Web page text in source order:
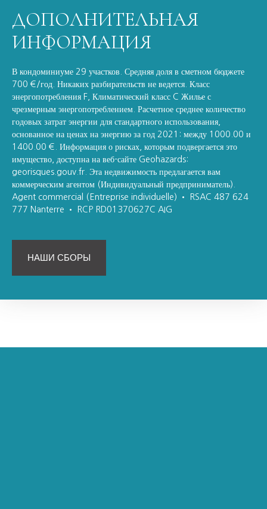
ДОПОЛНИТЕЛЬНАЯ
ИНФОРМАЦИЯ
В кондоминиуме 29 участков. Средняя доля в сметном бюджете
700 €/год. Никаких разбирательств не ведется. Класс
энергопотребления F, Климатический класс C Жилье с
чрезмерным энергопотреблением. Расчетное среднее количество
годовых затрат энергии для стандартного использования,
основанное на ценах на энергию за год 2021: между 1000.00 и
1400.00 €. Информация о рисках, которым подвергается это
имущество, доступна на веб-сайте Geohazards:
georisques.gouv.fr. Эта недвижимость предлагается вам
коммерческим агентом (Индивидуальный предприниматель).
Agent commercial (Entreprise individuelle) • RSAC 487 624
777 Nanterre • RCP RD01370627C AIG
НАШИ СБОРЫ